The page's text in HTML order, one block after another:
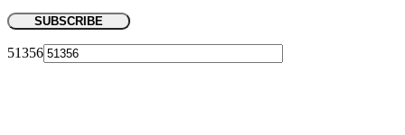
51356